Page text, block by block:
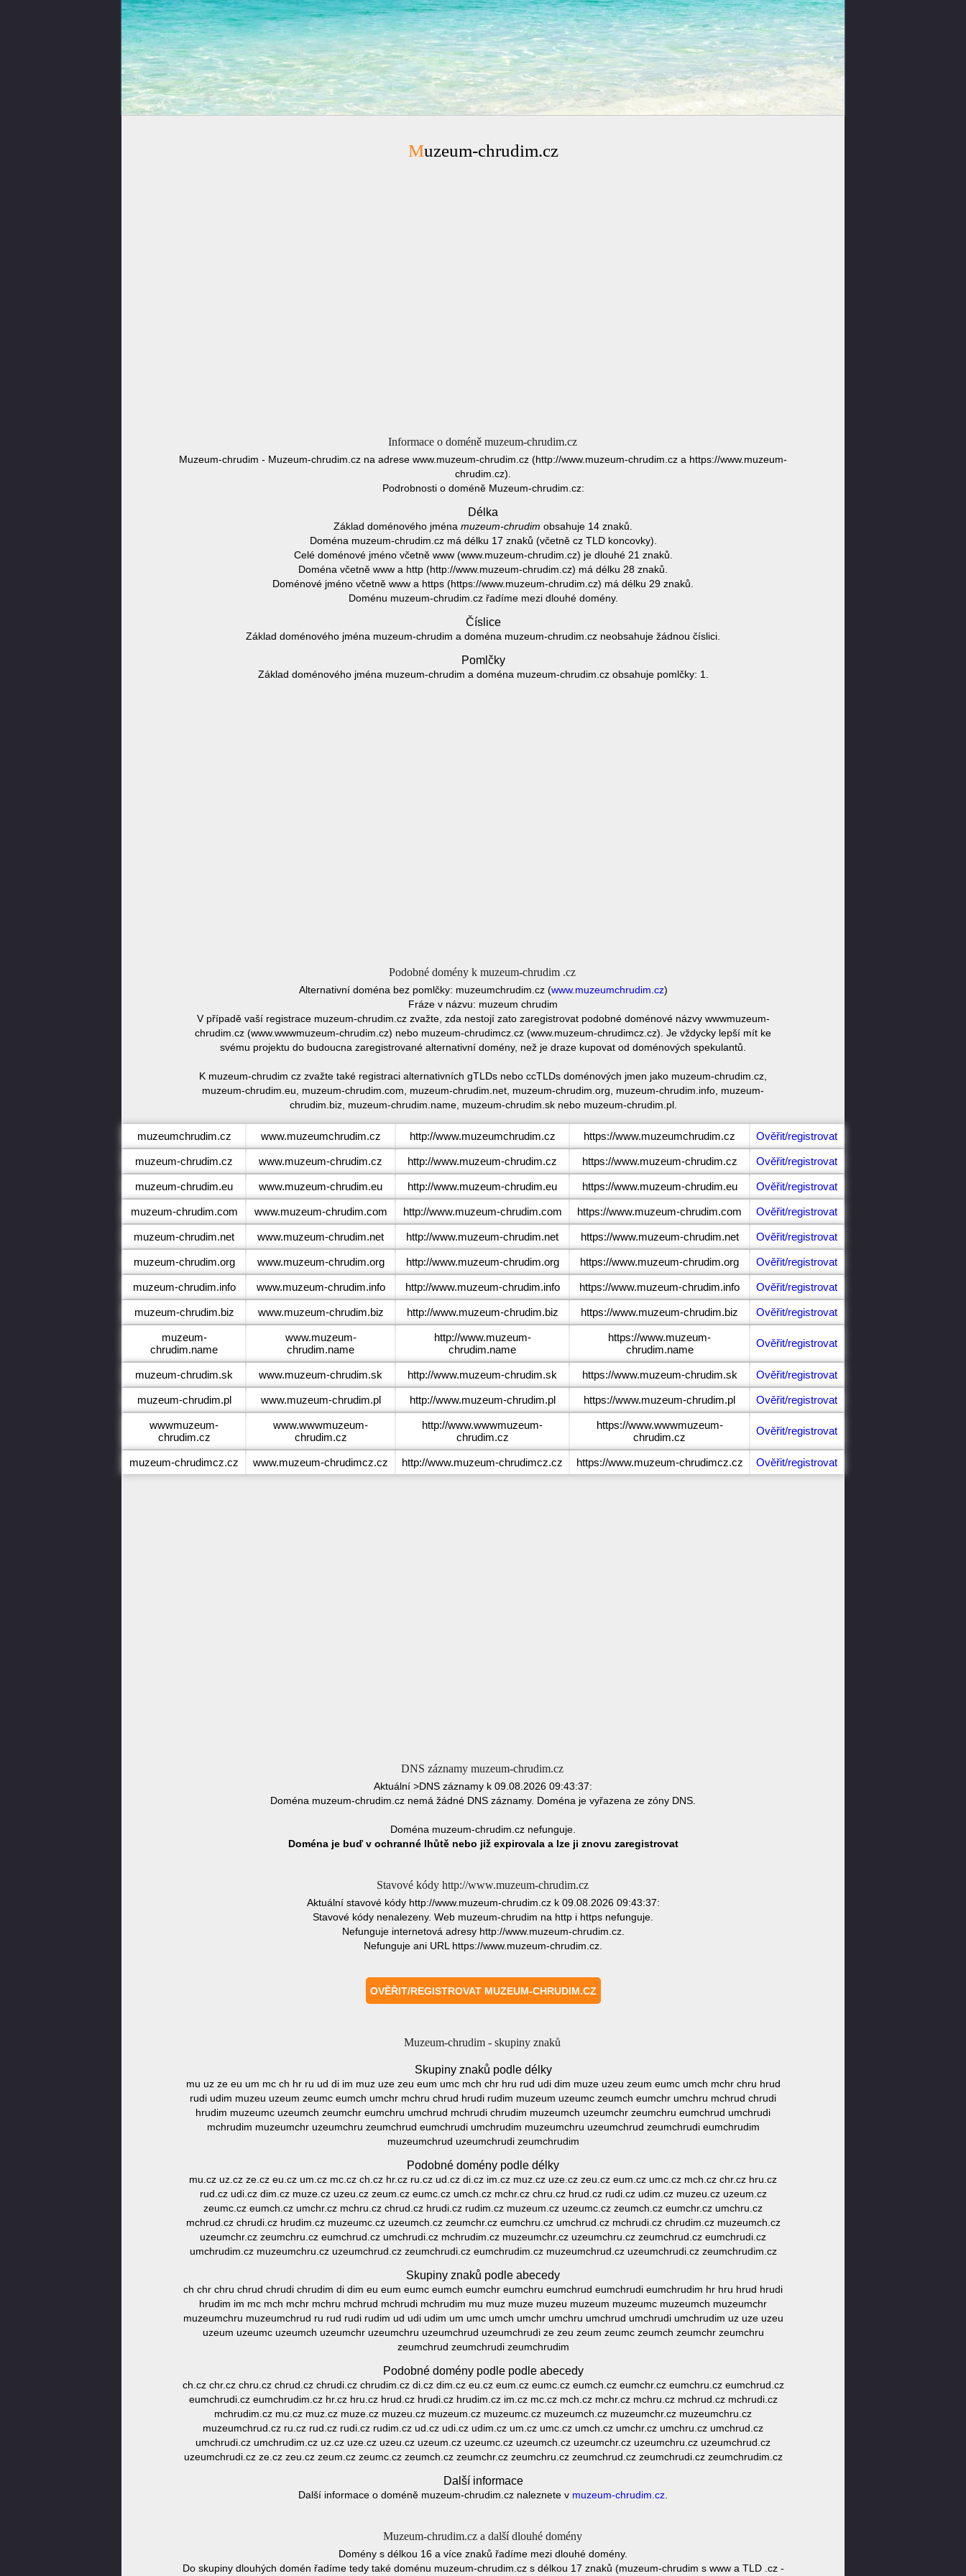
Muzeum-chrudim.cz
Informace o doméně muzeum-chrudim.cz
Muzeum-chrudim - Muzeum-chrudim.cz na adrese www.muzeum-chrudim.cz (http://www.muzeum-chrudim.cz a https://www.muzeum-
chrudim.cz).
Podrobnosti o doméně Muzeum-chrudim.cz:
Délka
Základ doménového jména muzeum-chrudim obsahuje 14 znaků.
Doména muzeum-chrudim.cz má délku 17 znaků (včetně cz TLD koncovky).
Celé doménové jméno včetně www (www.muzeum-chrudim.cz) je dlouhé 21 znaků.
Doména včetně www a http (http://www.muzeum-chrudim.cz) má délku 28 znaků.
Doménové jméno včetně www a https (https://www.muzeum-chrudim.cz) má délku 29 znaků.
Doménu muzeum-chrudim.cz řadíme mezi dlouhé domény.
Číslice
Základ doménového jména muzeum-chrudim a doména muzeum-chrudim.cz neobsahuje žádnou číslici.
Pomlčky
Základ doménového jména muzeum-chrudim a doména muzeum-chrudim.cz obsahuje pomlčky: 1.
Podobné domény k muzeum-chrudim .cz
Alternativní doména bez pomlčky: muzeumchrudim.cz (www.muzeumchrudim.cz)
Fráze v názvu: muzeum chrudim
V případě vaší registrace muzeum-chrudim.cz zvažte, zda nestojí zato zaregistrovat podobné doménové názvy wwwmuzeum-
chrudim.cz (www.wwwmuzeum-chrudim.cz) nebo muzeum-chrudimcz.cz (www.muzeum-chrudimcz.cz). Je vždycky lepší mít ke
svému projektu do budoucna zaregistrované alternativní domény, než je draze kupovat od doménových spekulantů.
K muzeum-chrudim cz zvažte také registraci alternativních gTLDs nebo ccTLDs doménových jmen jako muzeum-chrudim.cz,
muzeum-chrudim.eu, muzeum-chrudim.com, muzeum-chrudim.net, muzeum-chrudim.org, muzeum-chrudim.info, muzeum-
chrudim.biz, muzeum-chrudim.name, muzeum-chrudim.sk nebo muzeum-chrudim.pl.
muzeumchrudim.cz www.muzeumchrudim.cz http://www.muzeumchrudim.cz https://www.muzeumchrudim.cz Ověřit/registrovat
muzeum-chrudim.cz www.muzeum-chrudim.cz http://www.muzeum-chrudim.cz https://www.muzeum-chrudim.cz Ověřit/registrovat
muzeum-chrudim.eu www.muzeum-chrudim.eu http://www.muzeum-chrudim.eu https://www.muzeum-chrudim.eu Ověřit/registrovat
muzeum-chrudim.com www.muzeum-chrudim.com http://www.muzeum-chrudim.com https://www.muzeum-chrudim.com Ověřit/registrovat
muzeum-chrudim.net www.muzeum-chrudim.net http://www.muzeum-chrudim.net https://www.muzeum-chrudim.net Ověřit/registrovat
muzeum-chrudim.org www.muzeum-chrudim.org http://www.muzeum-chrudim.org https://www.muzeum-chrudim.org Ověřit/registrovat
muzeum-chrudim.info www.muzeum-chrudim.info http://www.muzeum-chrudim.info https://www.muzeum-chrudim.info Ověřit/registrovat
muzeum-chrudim.biz www.muzeum-chrudim.biz http://www.muzeum-chrudim.biz https://www.muzeum-chrudim.biz Ověřit/registrovat
muzeum-
chrudim.name
www.muzeum-
chrudim.name
http://www.muzeum-
chrudim.name
https://www.muzeum-
chrudim.name
Ověřit/registrovat
muzeum-chrudim.sk www.muzeum-chrudim.sk http://www.muzeum-chrudim.sk https://www.muzeum-chrudim.sk Ověřit/registrovat
muzeum-chrudim.pl www.muzeum-chrudim.pl http://www.muzeum-chrudim.pl https://www.muzeum-chrudim.pl Ověřit/registrovat
wwwmuzeum-
chrudim.cz
www.wwwmuzeum-
chrudim.cz
http://www.wwwmuzeum-
chrudim.cz
https://www.wwwmuzeum-
chrudim.cz
Ověřit/registrovat
muzeum-chrudimcz.cz www.muzeum-chrudimcz.cz http://www.muzeum-chrudimcz.cz https://www.muzeum-chrudimcz.cz Ověřit/registrovat
DNS záznamy muzeum-chrudim.cz
Aktuální >DNS záznamy k 09.08.2026 09:43:37:
Doména muzeum-chrudim.cz nemá žádné DNS záznamy. Doména je vyřazena ze zóny DNS.
Doména muzeum-chrudim.cz nefunguje.
Doména je buď v ochranné lhůtě nebo již expirovala a lze ji znovu zaregistrovat
Stavové kódy http://www.muzeum-chrudim.cz
Aktuální stavové kódy http://www.muzeum-chrudim.cz k 09.08.2026 09:43:37:
Stavové kódy nenalezeny. Web muzeum-chrudim na http i https nefunguje.
Nefunguje internetová adresy http://www.muzeum-chrudim.cz.
Nefunguje ani URL https://www.muzeum-chrudim.cz.
Muzeum-chrudim - skupiny znaků
Skupiny znaků podle délky
mu uz ze eu um mc ch hr ru ud di im muz uze zeu eum umc mch chr hru rud udi dim muze uzeu zeum eumc umch mchr chru hrud
rudi udim muzeu uzeum zeumc eumch umchr mchru chrud hrudi rudim muzeum uzeumc zeumch eumchr umchru mchrud chrudi
hrudim muzeumc uzeumch zeumchr eumchru umchrud mchrudi chrudim muzeumch uzeumchr zeumchru eumchrud umchrudi
mchrudim muzeumchr uzeumchru zeumchrud eumchrudi umchrudim muzeumchru uzeumchrud zeumchrudi eumchrudim
muzeumchrud uzeumchrudi zeumchrudim
Podobné domény podle délky
mu.cz uz.cz ze.cz eu.cz um.cz mc.cz ch.cz hr.cz ru.cz ud.cz di.cz im.cz muz.cz uze.cz zeu.cz eum.cz umc.cz mch.cz chr.cz hru.cz
rud.cz udi.cz dim.cz muze.cz uzeu.cz zeum.cz eumc.cz umch.cz mchr.cz chru.cz hrud.cz rudi.cz udim.cz muzeu.cz uzeum.cz
zeumc.cz eumch.cz umchr.cz mchru.cz chrud.cz hrudi.cz rudim.cz muzeum.cz uzeumc.cz zeumch.cz eumchr.cz umchru.cz
mchrud.cz chrudi.cz hrudim.cz muzeumc.cz uzeumch.cz zeumchr.cz eumchru.cz umchrud.cz mchrudi.cz chrudim.cz muzeumch.cz
uzeumchr.cz zeumchru.cz eumchrud.cz umchrudi.cz mchrudim.cz muzeumchr.cz uzeumchru.cz zeumchrud.cz eumchrudi.cz
umchrudim.cz muzeumchru.cz uzeumchrud.cz zeumchrudi.cz eumchrudim.cz muzeumchrud.cz uzeumchrudi.cz zeumchrudim.cz
Skupiny znaků podle abecedy
ch chr chru chrud chrudi chrudim di dim eu eum eumc eumch eumchr eumchru eumchrud eumchrudi eumchrudim hr hru hrud hrudi
hrudim im mc mch mchr mchru mchrud mchrudi mchrudim mu muz muze muzeu muzeum muzeumc muzeumch muzeumchr
muzeumchru muzeumchrud ru rud rudi rudim ud udi udim um umc umch umchr umchru umchrud umchrudi umchrudim uz uze uzeu
uzeum uzeumc uzeumch uzeumchr uzeumchru uzeumchrud uzeumchrudi ze zeu zeum zeumc zeumch zeumchr zeumchru
zeumchrud zeumchrudi zeumchrudim
Podobné domény podle podle abecedy
ch.cz chr.cz chru.cz chrud.cz chrudi.cz chrudim.cz di.cz dim.cz eu.cz eum.cz eumc.cz eumch.cz eumchr.cz eumchru.cz eumchrud.cz
eumchrudi.cz eumchrudim.cz hr.cz hru.cz hrud.cz hrudi.cz hrudim.cz im.cz mc.cz mch.cz mchr.cz mchru.cz mchrud.cz mchrudi.cz
mchrudim.cz mu.cz muz.cz muze.cz muzeu.cz muzeum.cz muzeumc.cz muzeumch.cz muzeumchr.cz muzeumchru.cz
muzeumchrud.cz ru.cz rud.cz rudi.cz rudim.cz ud.cz udi.cz udim.cz um.cz umc.cz umch.cz umchr.cz umchru.cz umchrud.cz
umchrudi.cz umchrudim.cz uz.cz uze.cz uzeu.cz uzeum.cz uzeumc.cz uzeumch.cz uzeumchr.cz uzeumchru.cz uzeumchrud.cz
uzeumchrudi.cz ze.cz zeu.cz zeum.cz zeumc.cz zeumch.cz zeumchr.cz zeumchru.cz zeumchrud.cz zeumchrudi.cz zeumchrudim.cz
Další informace
Další informace o doméně muzeum-chrudim.cz naleznete v muzeum-chrudim.cz
Muzeum-chrudim.cz a další dlouhé domény
Domény s délkou 16 a více znaků řadíme mezi dlouhé domény.
Do skupiny dlouhých domén řadíme tedy také doménu muzeum-chrudim.cz s délkou 17 znaků (muzeum-chrudim s www a TLD .cz -